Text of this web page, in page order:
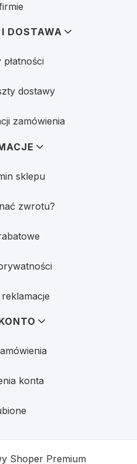
DOSTAWA
dostawy
zamówienia
sklepu
zwrotu?
konta
Shoper Premium